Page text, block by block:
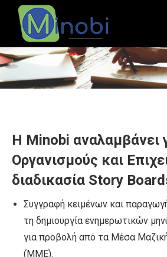
You are here:
Η Minobi αναλαμβάνει
Οργανισμούς και
διαδικασία Story
Συγγραφή κειμένων και
τη δημιουργία ενημερωτικών
για προβολή από τα Μέσα
(ΜΜΕ).